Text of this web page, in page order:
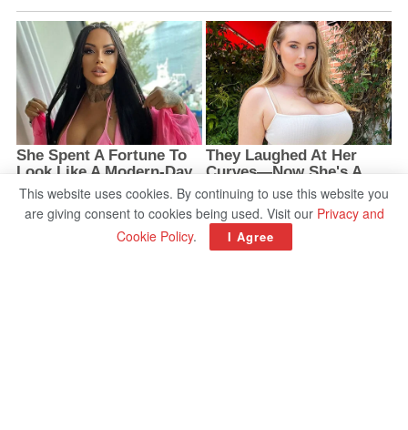
This website uses cookies. By continuing to use this website you
are giving consent to cookies being used. Visit our Privacy and
Cookie Policy. I Agree